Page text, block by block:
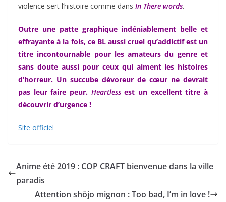
violence sert l’histoire comme dans In There words.
Outre une patte graphique indéniablement belle et
effrayante à la fois, ce BL aussi cruel qu’addictif est un
titre incontournable pour les amateurs du genre et
sans doute aussi pour ceux qui aiment les histoires
d’horreur. Un succube dévoreur de cœur ne devrait
pas leur faire peur. Heartlessest un excellent titre à
découvrir d’urgence !
Site officiel
Anime été 2019 : COP CRAFT bienvenue dans la ville
paradis
Attention shōjo mignon : Too bad, I’m in love !